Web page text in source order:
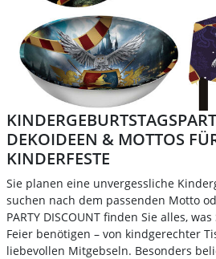
DEKOIDEEN & MOTTOS
KINDERFESTE
Sie planen eine unvergessliche
suchen nach dem passenden Motto
PARTY DISCOUNT finden Sie alles,
Feier benötigen – von kindgerechter
liebevollen Mitgebseln. Besonders